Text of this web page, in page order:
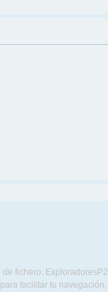
fichero.
facilitar tu